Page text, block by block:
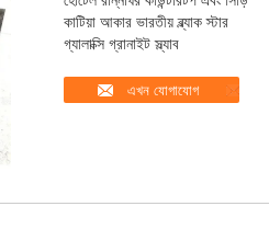
কাটিয়া আকার ভারতীয় ব্ল্যাক স্টার
গ্যালাক্সি গ্রানাইট স্ল্যাব
এখন যোগাযোগ